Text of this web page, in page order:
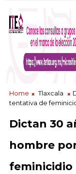
Home Tlaxcala
tentativa de
Dictan 30
hombre
feminicidio